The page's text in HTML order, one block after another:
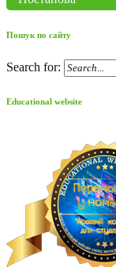
Пошук по сайту
Search for:
Educational website